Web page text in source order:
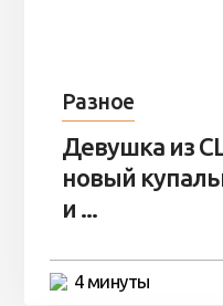
Разное
Девушка из
новый
и ...
4 минуты